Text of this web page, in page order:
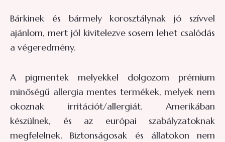
Bárkinek és bármely korosztálynak jó szívvel
ajánlom, mert jól kivitelezve sosem lehet csalódás
a végeredmény.
A pigmentek melyekkel dolgozom prémium
minőségű allergia mentes termékek, melyek nem
okoznak irritációt/allergiát. Amerikában
készülnek, és az európai szabályzatoknak
megfelelnek. Biztonságosak és állatokon nem